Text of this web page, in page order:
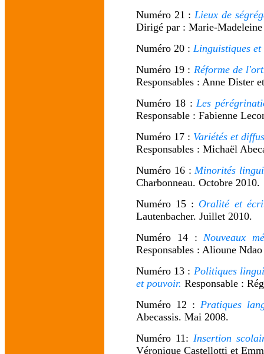
Numéro 21 :Lieux de
Dirigé par : Marie-
Numéro 20 : Linguistiques
Numéro 19 : Réforme de
Responsables : Anne Dister
Numéro 18 :Les
Responsable : Fabienne
Numéro 17 : Variétés et
Responsables : Michaël
Numéro 16 :Minorités
Charbonneau. Octobre 2010.
Numéro 15 : Oralité et
Lautenbacher. Juillet 2010.
Numéro 14 :Nouveaux
Responsables : Alioune
Numéro 13 : Politiques
et pouvoir. Responsable :
Numéro 12 :Pratiques
Abecassis. Mai 2008.
Numéro 11: Insertion
Véronique Castellotti et